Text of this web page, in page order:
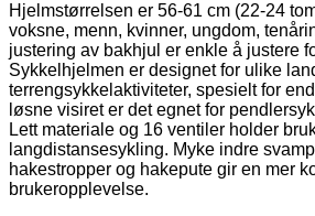
Hjelmstørrelsen er 56-61 cm (22-24
voksne, menn, kvinner, ungdom,
justering av bakhjul er enkle å justere
Sykkelhjelmen er designet for ulike
terrengsykkelaktiviteter, spesielt for
løsne visiret er det egnet for
Lett materiale og 16 ventiler holder
langdistansesykling. Myke indre
hakestropper og hakepute gir en mer
brukeropplevelse.